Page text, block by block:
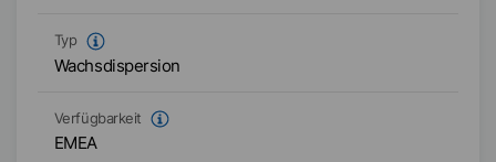
Typ
Wachsdispersion
Verfügbarkeit
EMEA